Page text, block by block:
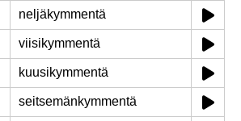
neljäkymmentä
viisikymmentä
kuusikymmentä
seitsemänkymmentä